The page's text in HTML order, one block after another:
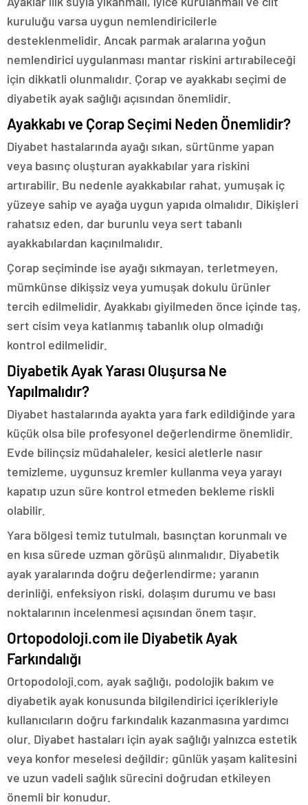
kuruluğu varsa uygun nemlendiricilerle
desteklenmelidir. Ancak parmak aralarına yoğun
nemlendirici uygulanması mantar riskini artırabileceği
için dikkatli olunmalıdır. Çorap ve ayakkabı seçimi de
diyabetik ayak sağlığı açısından önemlidir.
Ayakkabı ve Çorap Seçimi Neden Önemlidir?
Diyabet hastalarında ayağı sıkan, sürtünme yapan
veya basınç oluşturan ayakkabılar yara riskini
artırabilir. Bu nedenle ayakkabılar rahat, yumuşak iç
yüzeye sahip ve ayağa uygun yapıda olmalıdır. Dikişleri
rahatsız eden, dar burunlu veya sert tabanlı
ayakkabılardan kaçınılmalıdır.
Çorap seçiminde ise ayağı sıkmayan, terletmeyen,
mümkünse dikişsiz veya yumuşak dokulu ürünler
tercih edilmelidir. Ayakkabı giyilmeden önce içinde taş,
sert cisim veya katlanmış tabanlık olup olmadığı
kontrol edilmelidir.
Diyabetik Ayak Yarası Oluşursa Ne
Yapılmalıdır?
Diyabet hastalarında ayakta yara fark edildiğinde yara
küçük olsa bile profesyonel değerlendirme önemlidir.
Evde bilinçsiz müdahaleler, kesici aletlerle nasır
temizleme, uygunsuz kremler kullanma veya yarayı
kapatıp uzun süre kontrol etmeden bekleme riskli
olabilir.
Yara bölgesi temiz tutulmalı, basınçtan korunmalı ve
en kısa sürede uzman görüşü alınmalıdır. Diyabetik
ayak yaralarında doğru değerlendirme; yaranın
derinliği, enfeksiyon riski, dolaşım durumu ve bası
noktalarının incelenmesi açısından önem taşır.
Ortopodoloji.com ile Diyabetik Ayak
Farkındalığı
Ortopodoloji.com, ayak sağlığı, podolojik bakım ve
diyabetik ayak konusunda bilgilendirici içerikleriyle
kullanıcıların doğru farkındalık kazanmasına yardımcı
olur. Diyabet hastaları için ayak sağlığı yalnızca estetik
veya konfor meselesi değildir; günlük yaşam kalitesini
ve uzun vadeli sağlık sürecini doğrudan etkileyen
önemli bir konudur.